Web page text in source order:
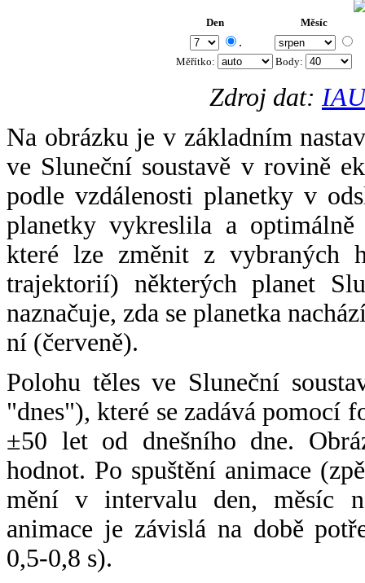
Den Měsíc
.
Měřítko: Body:
Zdroj dat:
Na obrázku je v základním
ve Sluneční soustavě v rovině
podle vzdálenosti planetky v
planetky vykreslila a
které lze změnit z vybraných
trajektorií) některých planet
naznačuje, zda se planetka
ní (červeně).
Polohu těles ve Sluneční
"dnes"), které se zadává pomocí
±50 let od dnešního dne.
hodnot. Po spuštění animace
mění v intervalu den, měsíc
animace je závislá na době
0,5-0,8 s).